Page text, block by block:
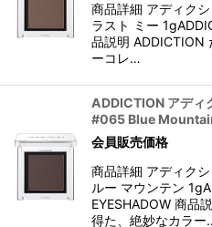
商品詳細 アディク
ラスト ミー
品説明 ADDICTION
ーコレ…
ADDICTION アディ
#065 Blue
会員販売価格
商品詳細 アディク
ルー マウンテン
EYESHADOW 商品
得た、絶妙なカラー